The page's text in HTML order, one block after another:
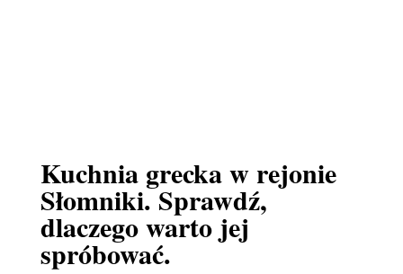
Kuchnia grecka w rejonie
Słomniki. Sprawdź,
dlaczego warto jej
spróbować.